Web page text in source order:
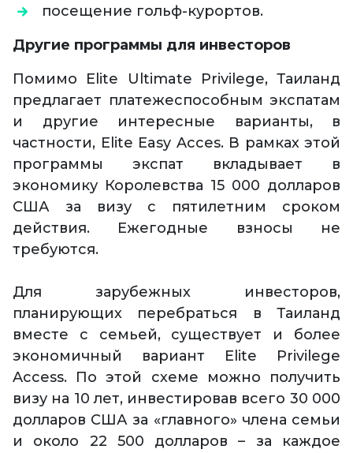
посещение гольф-курортов.
Другие программы для инвесторов
Помимо Elite Ultimate Privilege, Таиланд
предлагает платежеспособным экспатам
и другие интересные варианты, в
частности, Elite Easy Acces. В рамках этой
программы экспат вкладывает в
экономику Королевства 15 000 долларов
США за визу с пятилетним сроком
действия. Ежегодные взносы не
требуются.
Для зарубежных инвесторов,
планирующих перебраться в Таиланд
вместе с семьей, существует и более
экономичный вариант Elite Privilege
Access. По этой схеме можно получить
визу на 10 лет, инвестировав всего 30 000
долларов США за «главного» члена семьи
и около 22 500 долларов – за каждое